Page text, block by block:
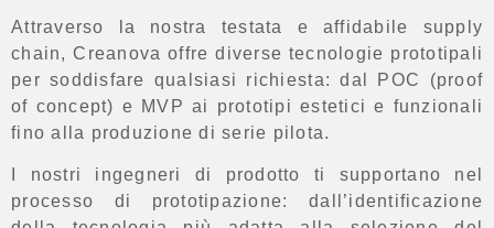
Attraverso la nostra testata e affidabile supply
chain, Creanova offrediverse tecnologie prototipali
per soddisfare qualsiasi richiesta: dal POC (proof
of concept) e MVP ai prototipi estetici e funzionali
fino alla produzione di serie pilota.
I nostri ingegneri di prodotto ti supportano nel
processo di prototipazione: dall’identificazione